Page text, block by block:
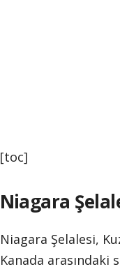
[toc]
Niagara
Niagara Şelalesi,
Kanada arasındaki